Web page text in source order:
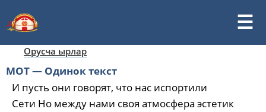
Орусча ырлар
МОТ — Одинок текст
И пусть они говорят, что нас испортили
Сети Но между нами своя атмосфера эстетик